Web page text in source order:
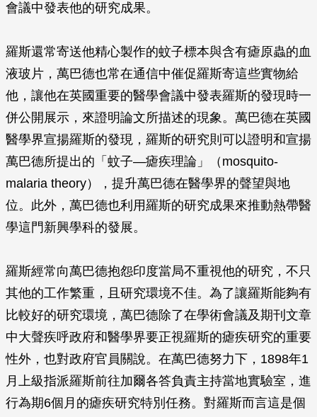
會議中發表他的研究成果。
羅斯還常寄送他精心製作的蚊子標本與含有瘧原蟲的血
液玻片，萬巴德也常在通信中催促羅斯寄這些實物給
他，讓他在英國重要的醫學會議中發表羅斯的發現時一
併公開展示，來證明論文所描述的現象。萬巴德在英國
醫學界宣揚羅斯的發現，羅斯的研究則可以證明和宣揚
萬巴德所提出的「蚊子—瘧疾理論」（mosquito-
malaria theory），提升萬巴德在醫學界的聲望與地
位。此外，萬巴德也利用羅斯的研究成果來推動熱帶醫
學這門新興學科的發展。
羅斯經常向萬巴德抱怨印度當局不重視他的研究，不只
其他的工作繁重，且研究環境不佳。為了讓羅斯能夠有
比較好的研究環境，萬巴德除了在學術會議及期刊文章
中大聲疾呼政府和醫學界要正視羅斯的瘧疾研究的重要
性外，也對政府官員關說。在萬巴德努力下，1898年1
月上級指派羅斯前往加爾各答負責主持當地實驗室，進
行為期6個月的瘧疾研究特別任務。對羅斯而言這是個